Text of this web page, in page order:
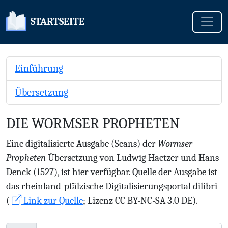
STARTSEITE
Einführung
Übersetzung
DIE WORMSER PROPHETEN
Eine digitalisierte Ausgabe (Scans) der Wormser
ProphetenÜbersetzung von Ludwig Haetzer und Hans
Denck (1527), ist hier verfügbar. Quelle der Ausgabe ist
das rheinland-pfälzische Digitalisierungsportal dilibri
(
Link zur Quelle; Lizenz CC BY-NC-SA 3.0 DE).